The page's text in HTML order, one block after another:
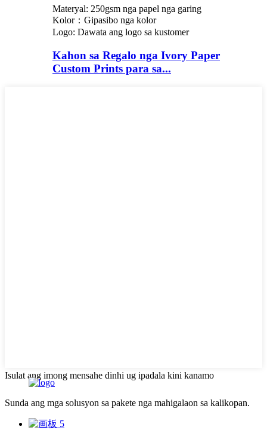
Materyal: 250gsm nga papel nga garing
Kolor：Gipasibo nga kolor
Logo: Dawata ang logo sa kustomer
Kahon sa Regalo nga Ivory Paper
Custom Prints para sa...
Isulat ang imong mensahe dinhi ug ipadala kini kanamo
Sunda ang mga solusyon sa pakete nga mahigalaon sa kalikopan.